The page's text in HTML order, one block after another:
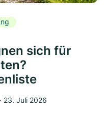
sich für
‧ 23. Juli 2026